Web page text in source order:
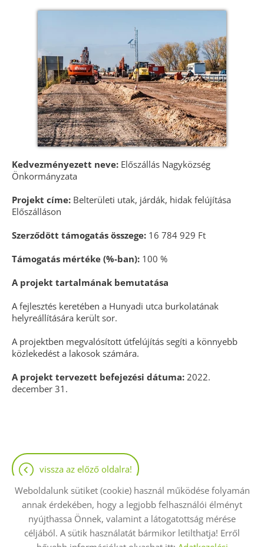
Kedvezményezett neve: Előszállás Nagyközség
Önkormányzata
Projekt címe: Belterületi utak, járdák, hidak felújítása
Előszálláson
Szerződött támogatás összege: 16 784 929 Ft
Támogatás mértéke (%-ban): 100 %
A projekt tartalmának bemutatása
A fejlesztés keretében a Hunyadi utca burkolatának
helyreállítására került sor.
A projektben megvalósított útfelújítás segíti a könnyebb
közlekedést a lakosok számára.
A projekt tervezett befejezési dátuma: 2022.
december 31.
vissza az előző oldalra!
Oldal információk Adatkezelési tájékoztató
Weboldalunk sütiket (cookie) használ működése folyamán
annak érdekében, hogy a legjobb felhasználói élményt
nyújthassa Önnek, valamint a látogatottság mérése
céljából. A sütik használatát bármikor letilthatja! Erről